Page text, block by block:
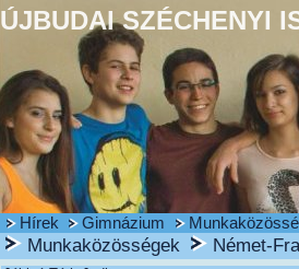
ÚJBUDAI SZÉCHENYI
Hírek Gimnázium
Munkaközösségek Német-